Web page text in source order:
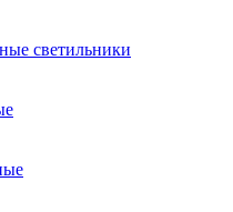
светильники